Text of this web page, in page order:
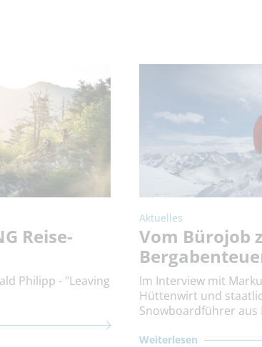
Reise-
Philipp - "Leaving
Aktuelles
Vom Bürojob
Im Interview mit
Hüttenwirt und
Snowboardführer aus
Weiterlesen